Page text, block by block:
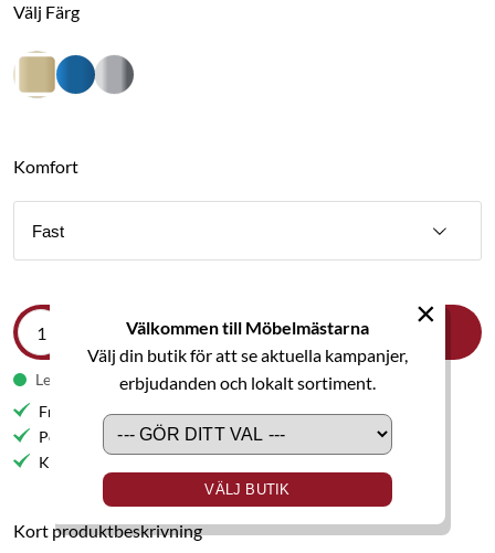
Välkommen till Möbelmästarna
Välj din butik för att se aktuella kampanjer,
erbjudanden och lokalt sortiment.
VÄLJ BUTIK
×
Välj Färg
Komfort
Fast
LÄGG I VARUKORGEN
Leveranstid från 9-11 veckor
Fri frakt till butik
Personlig service
Kvalitetsmöbler
Kort produktbeskrivning